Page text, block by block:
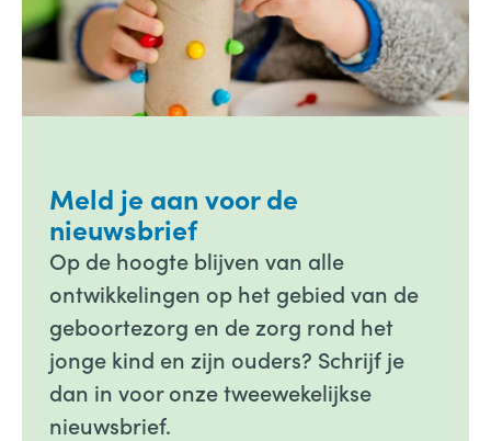
Meld je aan voor de
nieuwsbrief
Op de hoogte blijven van alle
ontwikkelingen op het gebied van de
geboortezorg en de zorg rond het
jonge kind en zijn ouders? Schrijf je
dan in voor onze tweewekelijkse
nieuwsbrief.